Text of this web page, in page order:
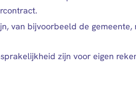
van bijvoorbeeld de gemeente,
zijn voor eigen